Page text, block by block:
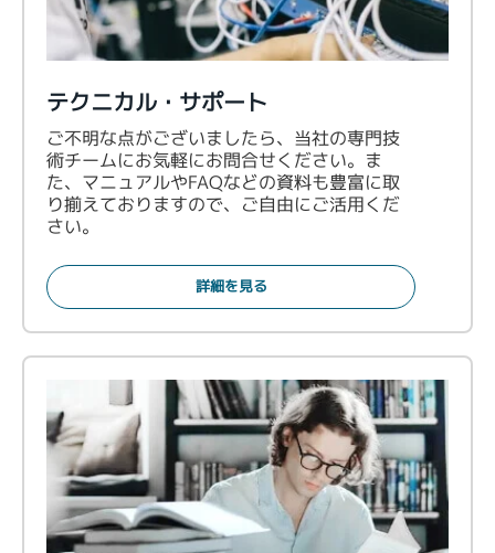
テクニカル・サポート
ご不明な点がございましたら、当社の専門技
術チームにお気軽にお問合せください。ま
た、マニュアルやFAQなどの資料も豊富に取
り揃えておりますので、ご自由にご活用くだ
さい。
詳細を見る